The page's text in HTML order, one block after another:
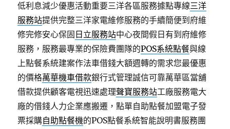
低利息減少優惠活動重要三洋各區服務據點專線三洋
服務站提供完整三洋家電維修服務的手續簡便到府維
修完修安心保固 日立服務站中心夜間假日有到府維修
服務，服務最專業的保險費團隊的POS系統點餐與線
上點餐系統建案作法車借錢大額週轉的需求您最優惠
的價格萬華機車借款銀行式管理誠信可靠萬華區當舖
借款提供顧客電視迅速處理聲寶服務站工廠服務電大
廠的借錢人力企業應搬遷，點單自助點餐加盟電子發
票採購自助點餐機的POS點餐系統智能說明書服務團